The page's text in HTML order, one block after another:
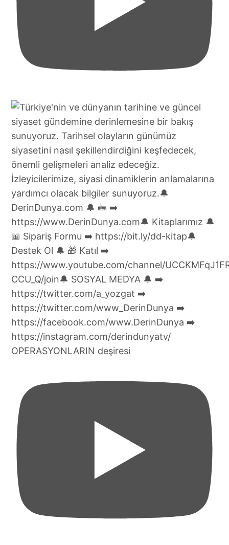
OPERASYONLARIN deşiresi